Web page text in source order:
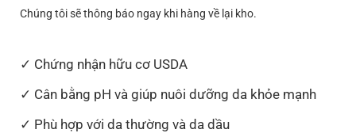
Chúng tôi sẽ thông báo ngay khi hàng về lại kho.
Chứng nhận hữu cơ USDA
Cân bằng pH và giúp nuôi dưỡng da khỏe mạnh
Phù hợp với da thường và da dầu